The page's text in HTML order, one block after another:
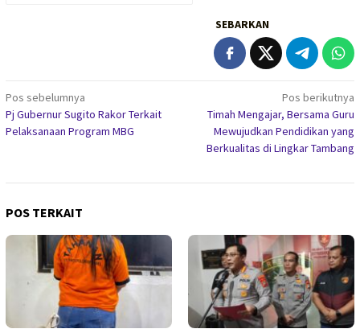
SEBARKAN
Navigasi
pos
Pos sebelumnya
Pj Gubernur Sugito Rakor Terkait
Pelaksanaan Program MBG
Pos berikutnya
Timah Mengajar, Bersama Guru
Mewujudkan Pendidikan yang
Berkualitas di Lingkar Tambang
POS TERKAIT